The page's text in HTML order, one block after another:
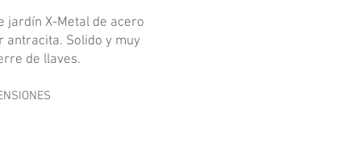
jardín X-Metal de acero
antracita. Solido y muy
de llaves.